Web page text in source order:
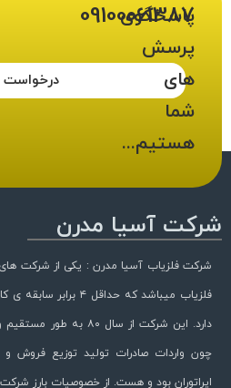
درخواست
پاسخگوی
پرسش
های
شما
هستیم...
09100061387
شرکت آسیا مدرن
شرکت فلزیاب آسیا مدرن : یکی از شرکت
فلزیاب میباشد که
دارد. این شرکت از سال ۸۰
چون واردات صادرات تولید توزیع فروش
اپراتوران بود و هست. از خصوصیات بارز